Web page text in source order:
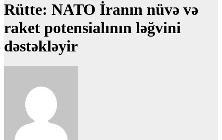
Rütte: NATO İranın nüvə və
raket potensialının ləğvini
dəstəkləyir